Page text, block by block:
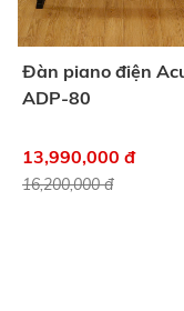
Đàn piano điện
ADP-80
13,990,000 đ
16,200,000 đ